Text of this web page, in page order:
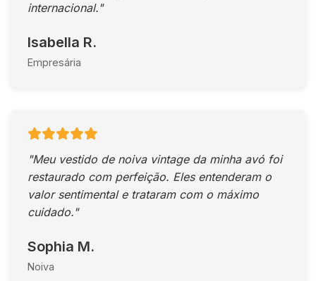
internacional."
Isabella R.
Empresária
"Meu vestido de noiva vintage da minha avó foi
restaurado com perfeição. Eles entenderam o
valor sentimental e trataram com o máximo
cuidado."
Sophia M.
Noiva